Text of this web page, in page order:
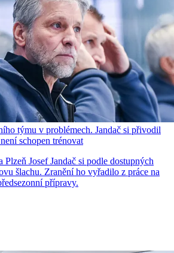
týmu v problémech. Jandač si přivodil
schopen trénovat
Josef Jandač si podle dostupných
šlachu. Zranění ho vyřadilo z práce na
přípravy.